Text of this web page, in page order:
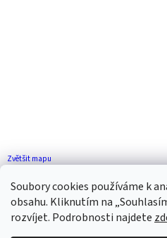
Soubory cookies používáme k
obsahu. Kliknutím na
rozvíjet. Podrobnosti najdete
Zvětšit mapu